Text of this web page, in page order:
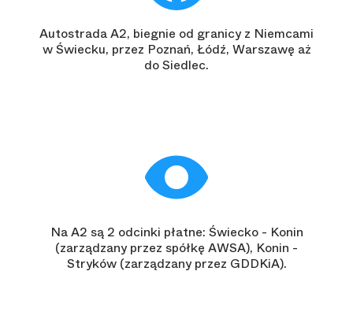
Autostrada A2, biegnie od granicy z Niemcami
w Świecku, przez Poznań, Łódź, Warszawę aż
do Siedlec.
Na A2 są 2 odcinki płatne: Świecko - Konin
(zarządzany przez spółkę AWSA), Konin -
Stryków (zarządzany przez GDDKiA).